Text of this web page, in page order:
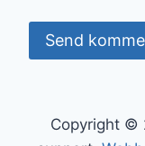
Copyright